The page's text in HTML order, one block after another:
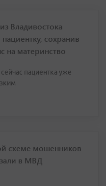
Владивостока
пациентку, сохранив
на материнство
пациентка уже
схеме мошенников
в МВД